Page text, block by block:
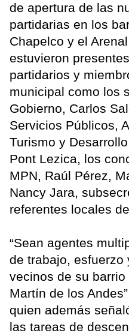
de apertura de las
partidarias en los
Chapelco y el
estuvieron
partidarios y
municipal como los
Gobierno, Carlos
Servicios Públicos,
Turismo y
Pont Lezica, los
MPN, Raúl Pérez,
Nancy Jara,
referentes locales
“Sean agentes
de trabajo, esfuerzo
vecinos de su
Martín de los
quien además
las tareas de